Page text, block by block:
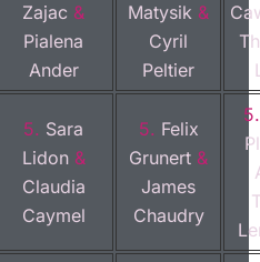
Zajac &
Pialena
Ander
Matysik &
Cyril
Peltier
5. Sara
Lidon&
Claudia
Caymel
5. Felix
Grunert &
James
Chaudry